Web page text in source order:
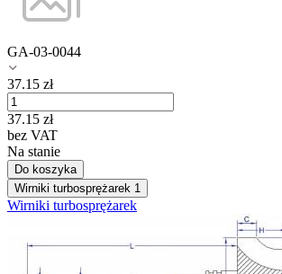
GA-03-0044
37.15 zł
37.15 zł
bez VAT
Na stanie
Do koszyka
Wirniki turbosprężarek 1
Wirniki turbosprężarek